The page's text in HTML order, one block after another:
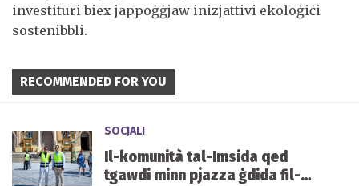
investituri biex jappoġġjaw inizjattivi ekoloġiċi
sostenibbli.
RECOMMENDED FOR YOU
SOCJALI
Il-komunità tal-Imsida qed
tgawdi minn pjazza ġdida fil-